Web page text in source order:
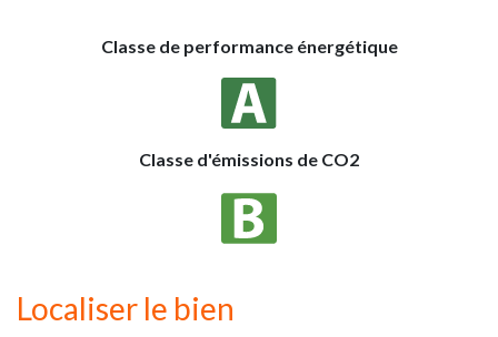
Classe de performance énergétique
Classe d'émissions de CO2
Localiser le bien